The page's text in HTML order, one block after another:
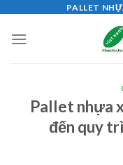
content
PALLET
Pallet nhựa
đến quy